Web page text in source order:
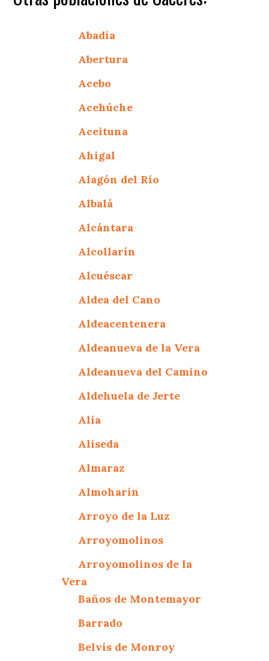
Abadía
Abertura
Acebo
Acehúche
Aceituna
Ahigal
Alagón del Río
Albalá
Alcántara
Alcollarín
Alcuéscar
Aldea del Cano
Aldeacentenera
Aldeanueva de la Vera
Aldeanueva del Camino
Aldehuela de Jerte
Alía
Aliseda
Almaraz
Almoharín
Arroyo de la Luz
Arroyomolinos
Arroyomolinos de la
Vera
Baños de Montemayor
Barrado
Belvís de Monroy